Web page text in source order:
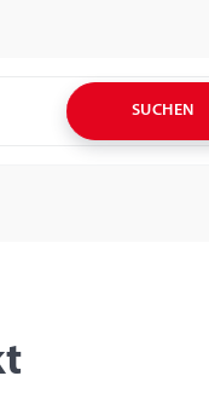
SUCHEN